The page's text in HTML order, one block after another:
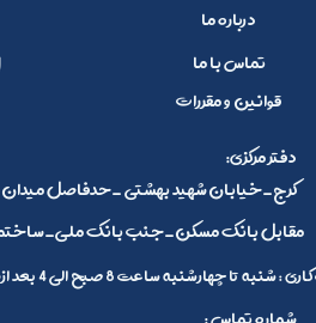
درباره ما
تماس با ما
قوانین و مقررات
کرج_خیابان شهید بهشتی _حدفاصل میدان
مقابل بانک مسکن_جنب بانک
:دفتر مرکزی
چهارشنبه ساعت 8 صبح الی 4 بعد ازظهر و پنج شنبه ها 8 صبح تا 12 ظهر